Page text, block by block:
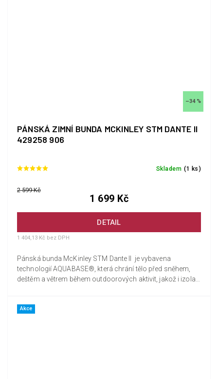
–34 %
PÁNSKÁ ZIMNÍ BUNDA MCKINLEY STM DANTE II
429258 906
Skladem (1 ks)
DETAIL
1 404,13 Kč bez DPH
2 599 Kč
1 699 Kč
Pánská bunda McKinley STM Dante II je vybavena
technologií AQUABASE®, která chrání tělo před sněhem,
deštěm a větrem během outdoorových aktivit, jakož i izolací
Akce